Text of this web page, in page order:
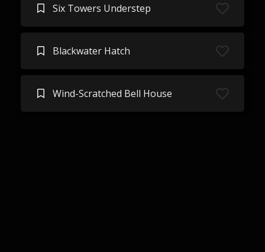
Six Towers Understep
Blackwater Hatch
Wind-Scratched Bell House